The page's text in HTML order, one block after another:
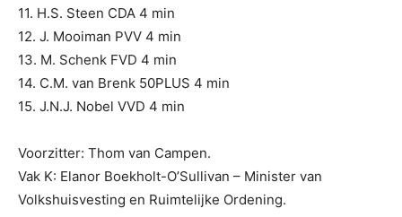
11. H.S. Steen CDA 4 min
12. J. Mooiman PVV 4 min
13. M. Schenk FVD 4 min
14. C.M. van Brenk 50PLUS 4 min
15. J.N.J. Nobel VVD 4 min
Voorzitter: Thom van Campen.
Vak K: Elanor Boekholt-O’Sullivan – Minister van
Volkshuisvesting en Ruimtelijke Ordening.